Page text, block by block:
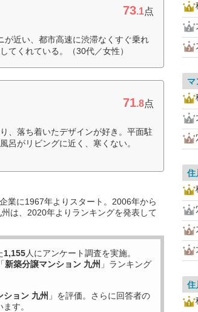
73.1点
近い、都市高速に渋滞なくすぐ乗れ
てくれている。（30代／女性）
71.8点
、落ち着いたデザインが好き。平面駐
呂がリビングに近く、寒くない。
業に1967年よりスタート。2006年から
は、2020年よりランキングを発表して
1,155人にアンケート調査を実施。
新築分譲マンション 九州 」ランキング
ション 九州 」を評価。さらに回答者の
す。
マ
住
住